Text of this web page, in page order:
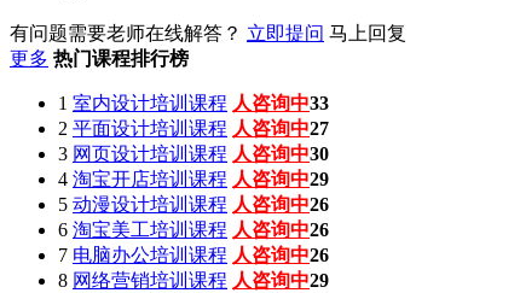
有问题需要老师在线解答？ 立即提问 马上回复
更多 热门课程排行榜
1 室内设计培训课程 人咨询中27
2 平面设计培训课程 人咨询中28
3 网页设计培训课程 人咨询中28
4 淘宝开店培训课程 人咨询中27
5 动漫设计培训课程 人咨询中25
6 淘宝美工培训课程 人咨询中32
7 电脑办公培训课程 人咨询中30
8 网络营销培训课程 人咨询中30